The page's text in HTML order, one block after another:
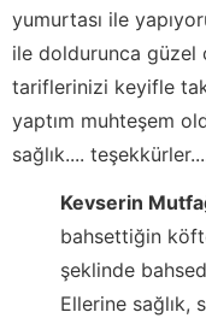
yumurtası ile
ile doldurunca güzel
tariflerinizi keyifle
yaptım muhteşem
sağlık....
Kevserin
bahsettiğin
şeklinde
Ellerine sağlık,